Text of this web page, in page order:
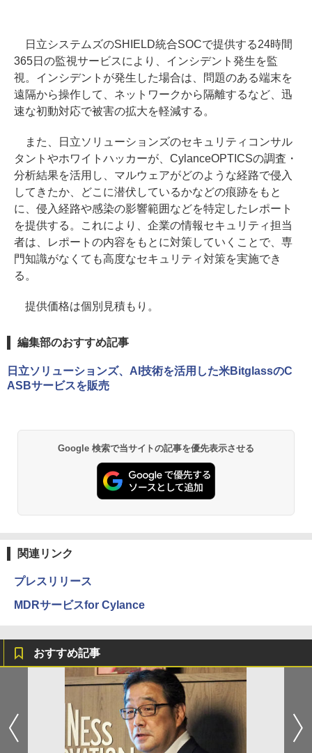
日立システムズのSHIELD統合SOCで提供する24時間
365日の監視サービスにより、インシデント発生を監
視。インシデントが発生した場合は、問題のある端末を
遠隔から操作して、ネットワークから隔離するなど、迅
速な初動対応で被害の拡大を軽減する。
また、日立ソリューションズのセキュリティコンサル
タントやホワイトハッカーが、CylanceOPTICSの調査・
分析結果を活用し、マルウェアがどのような経路で侵入
してきたか、どこに潜伏しているかなどの痕跡をもと
に、侵入経路や感染の影響範囲などを特定したレポート
を提供する。これにより、企業の情報セキュリティ担当
者は、レポートの内容をもとに対策していくことで、専
門知識がなくても高度なセキュリティ対策を実施でき
る。
提供価格は個別見積もり。
編集部のおすすめ記事
日立ソリューションズ、AI技術を活用した米BitglassのC
ASBサービスを販売
Google 検索で当サイトの記事を優先表示させる
関連リンク
プレスリリース
MDRサービスfor Cylance
おすすめ記事